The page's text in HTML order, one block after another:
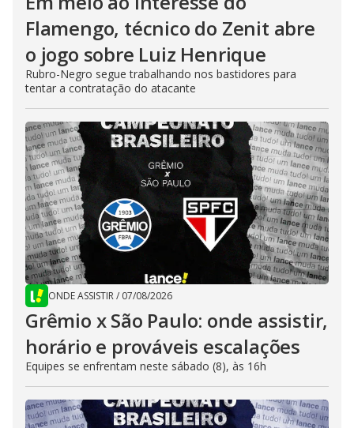
Flamengo, técnico do Zenit abre
o jogo sobre Luiz Henrique
Rubro-Negro segue trabalhando nos bastidores para
tentar a contratação do atacante
ONDE ASSISTIR/ 07/08/2026
Grêmio x São Paulo: onde assistir,
horário e prováveis escalações
Equipes se enfrentam neste sábado (8), às 16h